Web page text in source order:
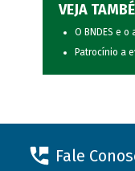
VEJA
O BNDES e
Patrocínio a
Fale